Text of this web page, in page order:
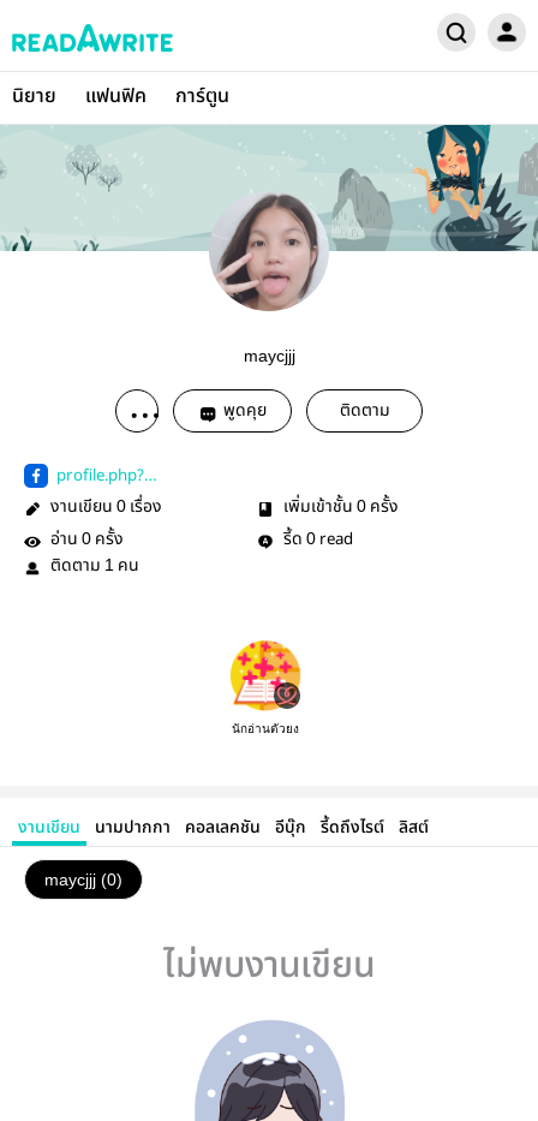
นิยาย แฟนฟิค การ์ตูน
maycjjj
พูดคุย ติดตาม
profile.php?
ref=bookmarks
งานเขียน 0 เรื่อง เพิ่มเข้าชั้น 0 ครั้ง
อ่าน 0 ครั้ง รี้ด 0 read
ติดตาม 1 คน
นักอ่านตัวยง
งานเขียน นามปากกา คอลเลคชัน อีบุ๊ก รี้ดถึงไรต์ ลิสต์
maycjjj (0)
ไม่พบงานเขียน